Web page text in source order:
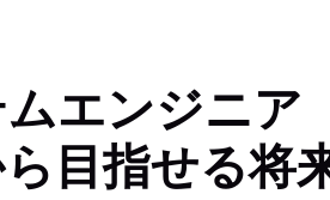
エンジニア
目指せる将